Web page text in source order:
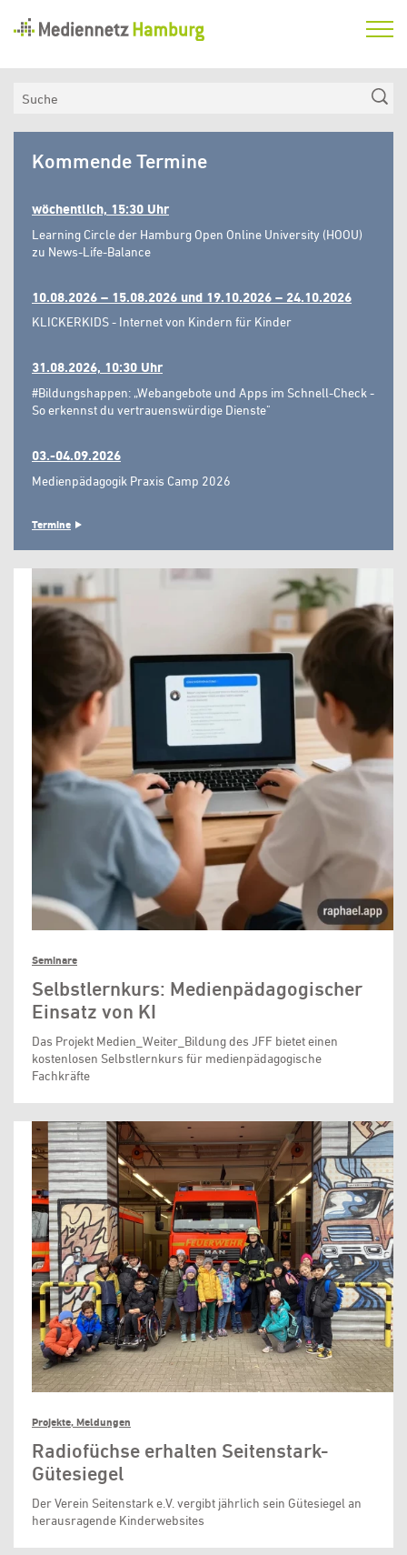
Hamburg
Aktuelles
Medienkompetenzfonds
Hamburg
Kommende Termine
wöchentlich, 15:30 Uhr
Learning Circle der Hamburg Open Online University (HOOU)
zu News-Life-Balance
10.08.2026 – 15.08.2026 und 19.10.2026 – 24.10.2026
KLICKERKIDS - Internet von Kindern für Kinder
31.08.2026, 10:30 Uhr
#Bildungshappen: „Webangebote und Apps im Schnell-Check -
So erkennst du vertrauenswürdige Dienste"
03.-04.09.2026
Medienpädagogik Praxis Camp 2026
Termine
Seminare
Selbstlernkurs: Medienpädagogischer
Einsatz von KI
Das Projekt Medien_Weiter_Bildung des JFF bietet einen
kostenlosen Selbstlernkurs für medienpädagogische
Fachkräfte
Projekte, Meldungen
Radiofüchse erhalten Seitenstark-
Gütesiegel
Der Verein Seitenstark e.V. vergibt jährlich sein Gütesiegel an
herausragende Kinderwebsites